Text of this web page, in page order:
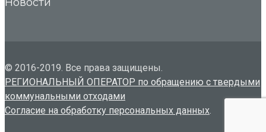
© 2016-2019. Все права защищены.
РЕГИОНАЛЬНЫЙ ОПЕРАТОР по обращению с твердыми
коммунальными отходами
Согласие на обработку персональных данных.